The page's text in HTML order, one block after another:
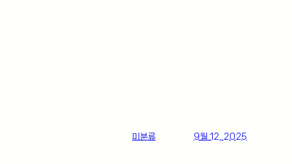
미분류 9월 12, 2025